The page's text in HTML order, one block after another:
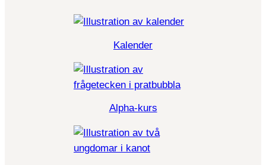
Kalender
Alpha-kurs